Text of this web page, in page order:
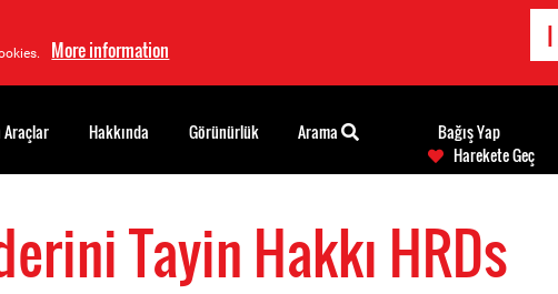
More information I
Tayin Hakkı HRDs
Araçlar Hakkında Görünürlük Arama
Bağış Yap
Harekete Geç